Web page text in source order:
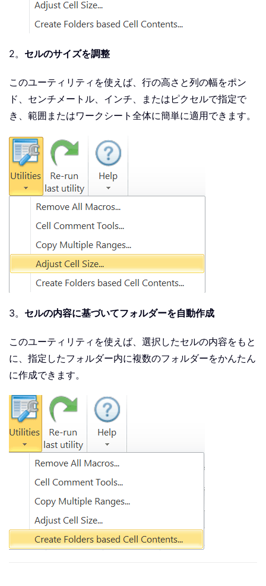
2。 セルのサイズを調整
このユーティリティを使えば、行の高さと列の幅をポン
ド、センチメートル、インチ、またはピクセルで指定で
き、範囲またはワークシート全体に簡単に適用できます。
3。 セルの内容に基づいてフォルダーを自動作成
このユーティリティを使えば、選択したセルの内容をもと
に、指定したフォルダー内に複数のフォルダーをかんたん
に作成できます。